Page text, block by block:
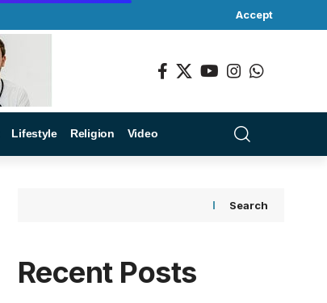
Accept
Lifestyle Religion Video
Search
Recent Posts